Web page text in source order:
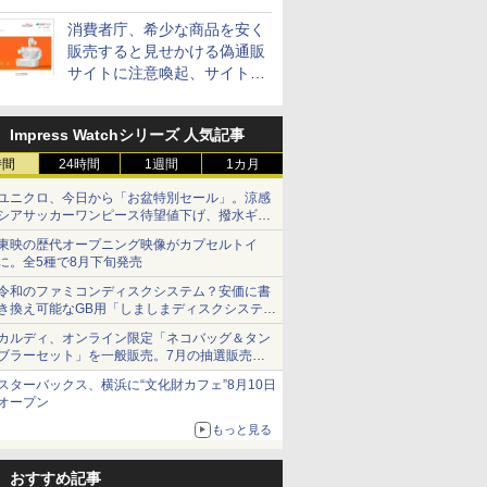
消費者庁、希少な商品を安く
販売すると見せかける偽通販
サイトに注意喚起、サイト名
Impress Watchシリーズ 人気記事
24時間 1週間 1カ月
ニクロ、今日から「お盆特別セール」。涼感
アサッカーワンピース待望値下げ、撥水ギア
ョーツは1990円に
映の歴代オープニング映像がカプセルトイ
。全5種で8月下旬発売
和のファミコンディスクシステム？安価に書
換え可能なGB用「しましまディスクシステ
」
ルディ、オンライン限定「ネコバッグ＆タン
ラーセット」を一般販売。7月の抽選販売の
選無効分
ターバックス、横浜に“文化財カフェ”8月10日
ープン
もっと見る
おすすめ記事